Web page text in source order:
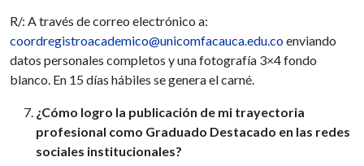
R/: A través de correo electrónico a:
coordregistroacademico@unicomfacauca.edu.coenviando
datos personales completos y una fotografía 3×4 fondo
blanco. En 15 días hábiles se genera el carné.
¿Cómo logro la publicación de mi trayectoria
profesional como Graduado Destacado en las redes
sociales institucionales?